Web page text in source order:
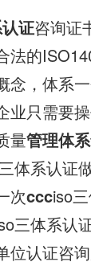
证咨询证
法的
念，体系
业只需要
量管理体系
体系认证
次ccciso
三体系认
位认证咨